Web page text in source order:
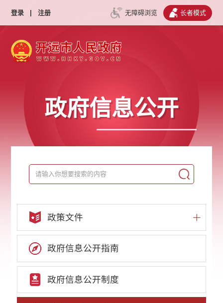
登录 | 注册 无障碍浏览 长者模式
政府信息公开
政策文件
政府信息公开指南
政府信息公开制度